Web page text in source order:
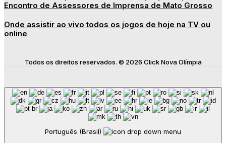
Encontro de Assessores de Imprensa de Mato Grosso
Onde assistir ao vivo todos os jogos de hoje na TV ou
online
Todos os direitos reservados. © 2026 Click Nova Olímpia
Português (Brasil)